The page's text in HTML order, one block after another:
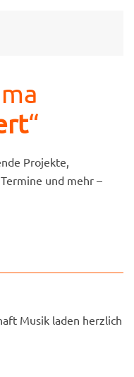
“
Projekte,
und mehr –
Musik laden herzlich